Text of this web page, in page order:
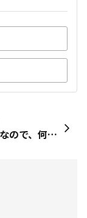
衝動買いなので、何を入れるかは、これから考えます♪（笑）購入品レビュー■「購入品レビュー」で…自分で記録をつける・シェアする！■商品の「バーコード」を撮影して、写真をアップロードしてね。バーコードがはっきり分かるように撮影してね📷■商品全体の写真を撮影してね！■この商品のおすすめ度は？5■購入した理由を教えて♪お店でたまたま見つけた！一目ぼれ💕■この商品のおすすめポイントを教えて✍マイメロちゃんとクロミちゃんあまりの可愛いさに衝動買いしちゃいました。記録ありがとうございます♪ぜひ「DAISOの輪」の仲間にもシェアしてね！記録の振り返りシェアは下のボタンから！▼